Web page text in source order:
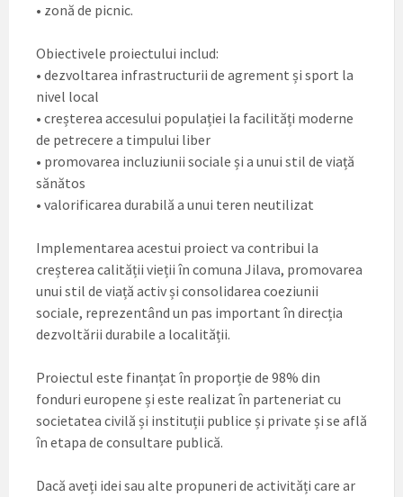
• zonă de picnic.
Obiectivele proiectului includ:
• dezvoltarea infrastructurii de agrement și sport la
nivel local
• creșterea accesului populației la facilități moderne
de petrecere a timpului liber
• promovarea incluziunii sociale și a unui stil de viață
sănătos
• valorificarea durabilă a unui teren neutilizat
Implementarea acestui proiect va contribui la
creșterea calității vieții în comuna Jilava, promovarea
unui stil de viață activ și consolidarea coeziunii
sociale, reprezentând un pas important în direcția
dezvoltării durabile a localității.
Proiectul este finanțat în proporție de 98% din
fonduri europene și este realizat în parteneriat cu
societatea civilă și instituții publice și private și se află
în etapa de consultare publică.
Dacă aveți idei sau alte propuneri de activități care ar